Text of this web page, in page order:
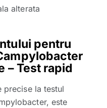
alterata
pentru
– Test rapid
precise la testul
este